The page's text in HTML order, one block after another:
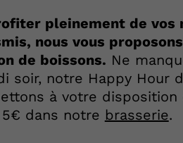
pleinement de vos
nous vous
de boissons. Ne
soir, notre Happy Hour
à votre
dans notre brasserie.